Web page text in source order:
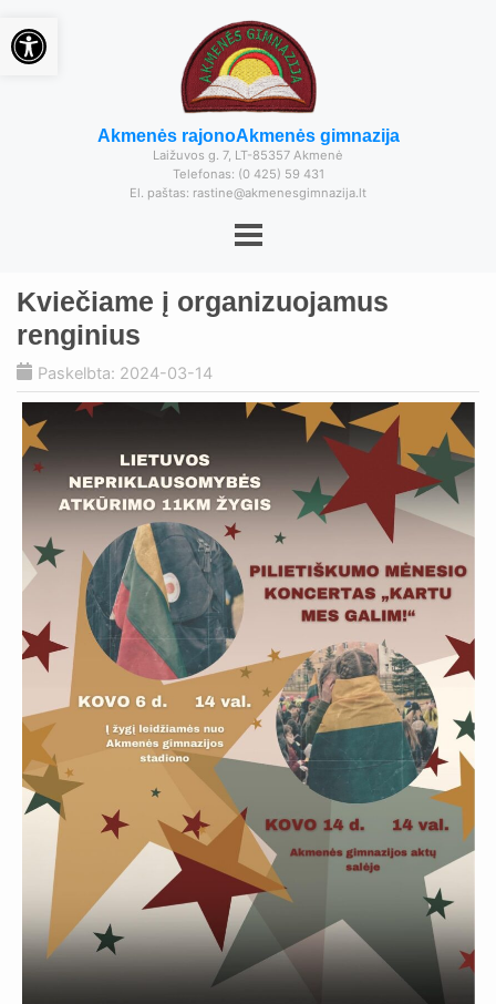
Akmenės rajonoAkmenės gimnazija
Laižuvos g. 7, LT-85357 Akmenė
Telefonas: (0 425) 59 431
El. paštas: rastine@akmenesgimnazija.lt
Kviečiame į organizuojamus
renginius
Paskelbta: 2024-03-14
Open toolbar